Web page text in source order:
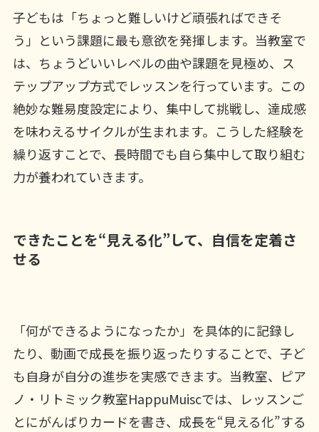
子どもは「ちょっと難しいけど頑張ればできそ
う」という課題に最も意欲を発揮します。当教室で
は、ちょうどいいレベルの曲や課題を見極め、ス
テップアップ方式でレッスンを行っています。この
絶妙な難易度設定により、集中して挑戦し、達成感
を味わえるサイクルが生まれます。こうした経験を
繰り返すことで、長時間でも自ら集中して取り組む
力が養われていきます。
できたことを“見える化”して、自信を定着さ
せる
「何ができるようになったか」を具体的に記録し
たり、動画で成長を振り返ったりすることで、子ど
も自身が自分の進歩を実感できます。当教室、ピア
ノ・リトミック教室HappuMuiscでは、レッスンご
とにがんばりカードを書き、成長を“見える化”する